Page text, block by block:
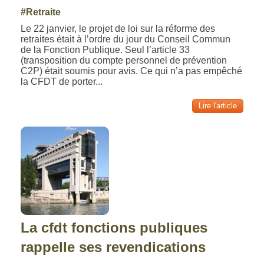
#Retraite
Le 22 janvier, le projet de loi sur la réforme des
retraites était à l’ordre du jour du Conseil Commun
de la Fonction Publique. Seul l’article 33
(transposition du compte personnel de prévention
C2P) était soumis pour avis. Ce qui n’a pas empêché
la CFDT de porter...
Lire l'article
La cfdt fonctions publiques
rappelle ses revendications